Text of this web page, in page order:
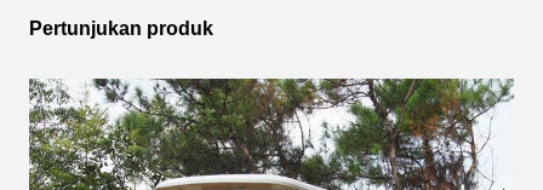
Pertunjukan produk